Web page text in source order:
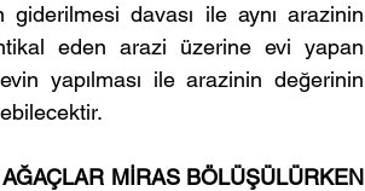
giderilmesi davası ile aynı arazinin
eden arazi üzerine evi yapan
yapılması ile arazinin değerinin
MİRAS BÖLÜŞÜLÜRKEN